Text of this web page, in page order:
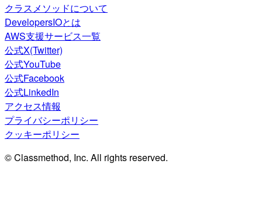
クラスメソッドについて
DevelopersIOとは
AWS支援サービス一覧
公式X(Twitter)
公式YouTube
公式Facebook
公式LinkedIn
アクセス情報
プライバシーポリシー
クッキーポリシー
© Classmethod, Inc. All rights reserved.